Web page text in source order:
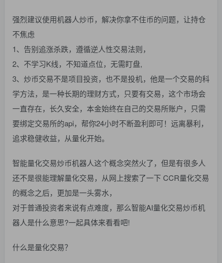
强烈建议使用机器人炒币，解决你拿不住币的问题，让持仓
不焦虑
1、告别追涨杀跌，遵循逆人性交易法则，
2、不学习K线，不知道点位，无需盯盘,
3、炒币交易不是项目投资，也不是投机，他是一个交易的科
学方法，是一种长期的理财方式，只要有交易，这个市场会
一直存在，长久安全，本金始终在自己的交易所账户，只需
要绑定交易所的api，帮你24小时不断盈利即可！远离暴利，
追求稳健收益，从量化开始。
智能量化交易炒币机器人这个概念突然火了，但是有很多人
还不是很能理解量化交易，从网上搜索了一下 CCR量化交易
的概念之后，更加是一头雾水，
对于普通投资者来说有点难度，那么智能AI量化交易炒币机
器人是什么意思?一起具体来看看吧!
什么是量化交易？